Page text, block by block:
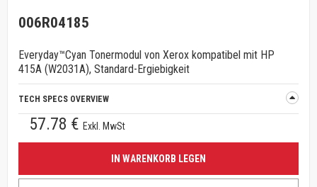
006R04185
Everyday™Cyan Tonermodul von Xerox kompatibel mit HP
415A (W2031A), Standard-Ergiebigkeit
TECH SPECS OVERVIEW
57.78 € Exkl. MwSt
IN WARENKORB LEGEN